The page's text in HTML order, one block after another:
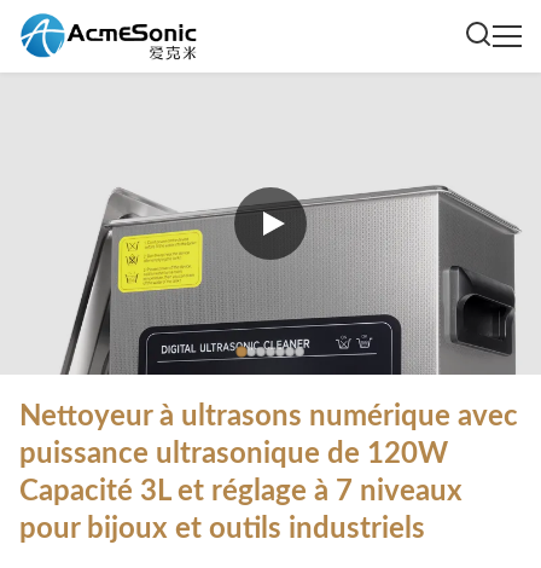
Nettoyeur à ultrasons numérique avec
puissance ultrasonique de 120W
Capacité 3L et réglage à 7 niveaux
pour bijoux et outils industriels